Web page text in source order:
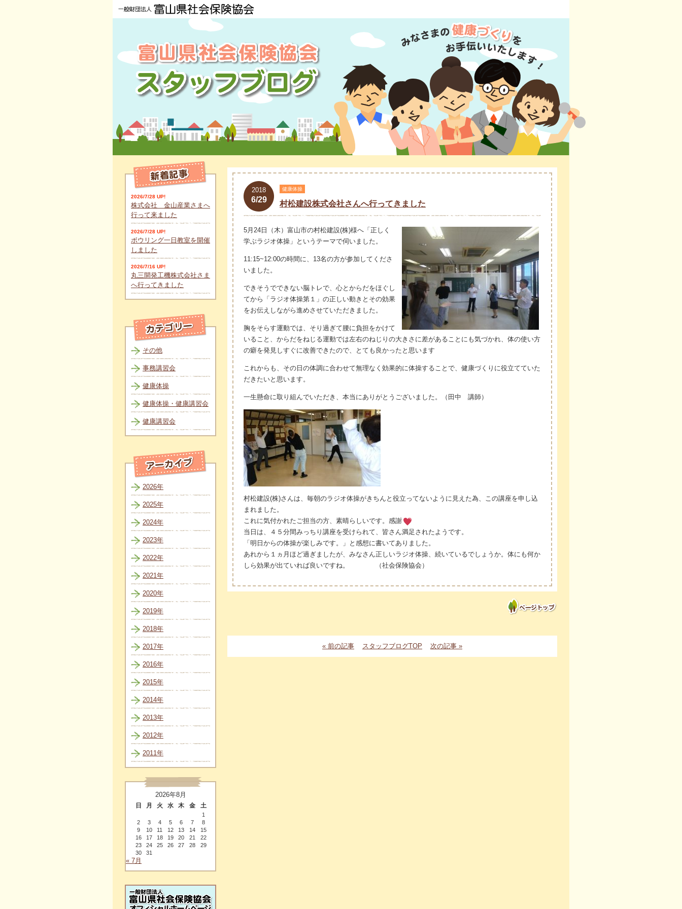
2018
6/29
健康体操
村松建設株式会社さんへ行ってきました
5月24日（木）富山市の村松建設(株)様へ「正しく
学ぶラジオ体操」というテーマで伺いました。
11:15~12:00の時間に、13名の方が参加してくださ
いました。
できそうでできない脳トレで、心とからだをほぐし
てから「ラジオ体操第１」の正しい動きとその効果
をお伝えしながら進めさせていただきました。
胸をそらす運動では、そり過ぎて腰に負担をかけて
いること、からだをねじる運動では左右のねじりの大きさに差があることにも気づかれ、体の使い方
の癖を発見しすぐに改善できたので、とても良かったと思います
これからも、その日の体調に合わせて無理なく効果的に体操することで、健康づくりに役立てていた
だきたいと思います。
一生懸命に取り組んでいただき、本当にありがとうございました。（田中 講師）
村松建設(株)さんは、毎朝のラジオ体操がきちんと役立ってないように見えた為、この講座を申し込
まれました。
これに気付かれたご担当の方、素晴らしいです。感謝
当日は、４５分間みっちり講座を受けられて、皆さん満足されたようです。
「明日からの体操が楽しみです。」と感想に書いてありました。
あれから１ヵ月ほど過ぎましたが、みなさん正しいラジオ体操、続いているでしょうか。体にも何か
しら効果が出ていれば良いですね。 （社会保険協会）
« 前の記事 スタッフブログTOP 次の記事 »
2026/7/28 UP!
株式会社 金山産業さまへ
行って来ました
2026/7/28 UP!
ボウリング一日教室を開催
しました
2026/7/16 UP!
丸三開発工機株式会社さま
へ行ってきました
その他
事務講習会
健康体操
健康体操・健康講習会
健康講習会
2026年
2025年
2024年
2023年
2022年
2021年
2020年
2019年
2018年
2017年
2016年
2015年
2014年
2013年
2012年
2011年
2026年8月
日 月 火 水 木 金 土
1
2
3 4 5 6 7
8
9
10 11 12 13 14
15
16
17 18 19 20 21
22
23
24 25 26 27 28
29
30
31
« 7月